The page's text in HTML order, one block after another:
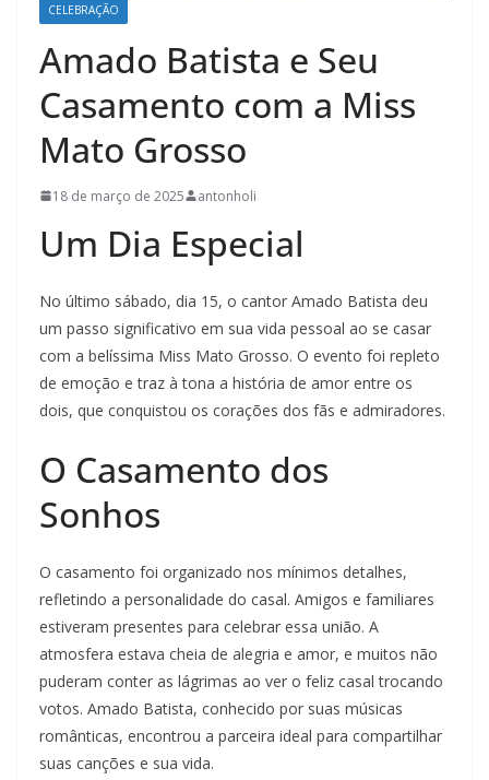
CELEBRAÇÃO
Amado Batista e Seu
Casamento com a Miss
Mato Grosso
18 de março de 2025 antonholi
Um Dia Especial
No último sábado, dia 15, o cantor Amado Batista deu
um passo significativo em sua vida pessoal ao se casar
com a belíssima Miss Mato Grosso. O evento foi repleto
de emoção e traz à tona a história de amor entre os
dois, que conquistou os corações dos fãs e admiradores.
O Casamento dos
Sonhos
O casamento foi organizado nos mínimos detalhes,
refletindo a personalidade do casal. Amigos e familiares
estiveram presentes para celebrar essa união. A
atmosfera estava cheia de alegria e amor, e muitos não
puderam conter as lágrimas ao ver o feliz casal trocando
votos. Amado Batista, conhecido por suas músicas
românticas, encontrou a parceira ideal para compartilhar
suas canções e sua vida.